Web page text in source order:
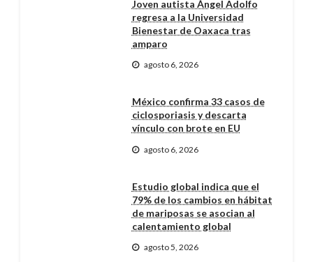
Joven autista Ángel Adolfo
regresa a la Universidad
Bienestar de Oaxaca tras
amparo
agosto 6, 2026
México confirma 33 casos de
ciclosporiasis y descarta
vínculo con brote en EU
agosto 6, 2026
Estudio global indica que el
79% de los cambios en hábitat
de mariposas se asocian al
calentamiento global
agosto 5, 2026